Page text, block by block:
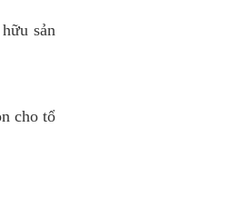
sản
cho tổ